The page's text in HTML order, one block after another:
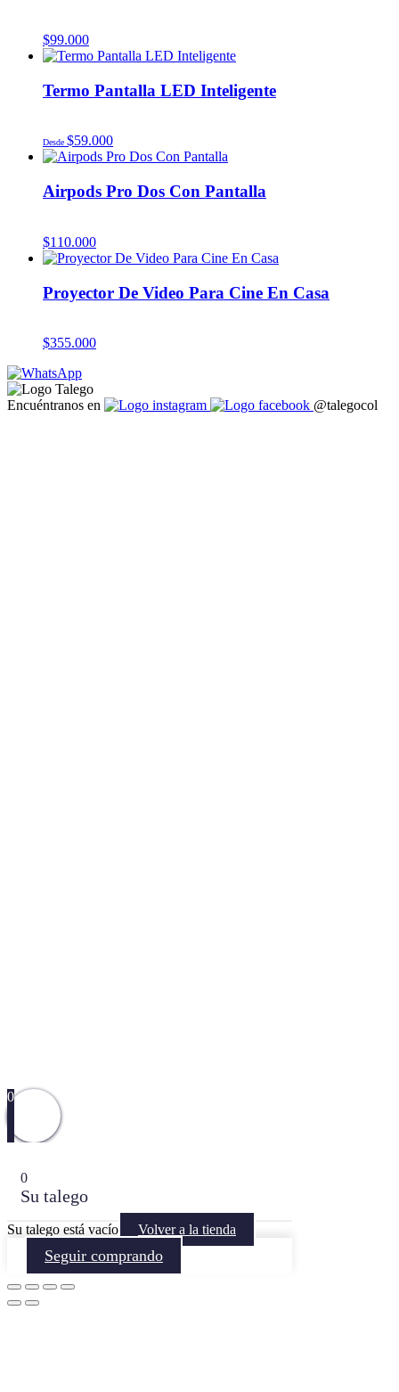
$99.000
Termo Pantalla LED Inteligente
Desde $59.000
Airpods Pro Dos Con Pantalla
$110.000
Proyector De Video Para Cine En Casa
$355.000
Encuéntranos en @talegocol
0
0
Su talego
Su talego está vacío Volver a la tienda
Seguir comprando